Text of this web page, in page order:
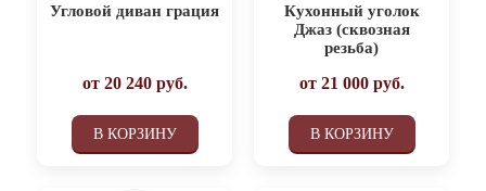
Угловой диван грация
от 20 240руб.
В КОРЗИНУ
Кухонный уголок
Джаз (сквозная
резьба)
от 21 000руб.
В КОРЗИНУ